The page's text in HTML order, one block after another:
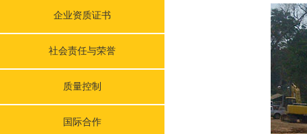
企业资质证书
社会责任与荣誉
质量控制
国际合作